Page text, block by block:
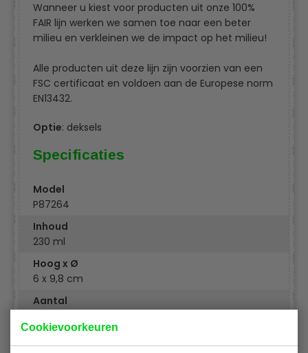
Cookievoorkeuren
Wanneer u kiest voor producten uit onze 100%
FAIR lijn werken we samen toe naar een beter
milieu en verkleinen we de impact op het milieu!
Alle producten uit deze lijn zijn voorzien van een
FSC certificaat en voldoen aan de Europese norm
EN13432.
Optie: deksels
Specificaties
Model
P87264
Inhoud
230 ml
Hoog x Ø
6 x 9,8 cm
Aantal